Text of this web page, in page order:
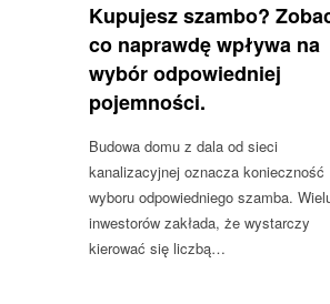
Kupujesz szambo?
co naprawdę wpływa na
wybór odpowiedniej
pojemności.
Budowa domu z dala od sieci
kanalizacyjnej oznacza konieczność
wyboru odpowiedniego szamba.
inwestorów zakłada, że wystarczy
kierować się liczbą…